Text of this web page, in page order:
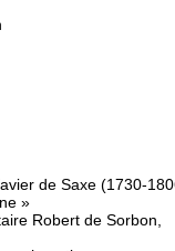
de Saxe (1730-
»
Robert de Sorbon,